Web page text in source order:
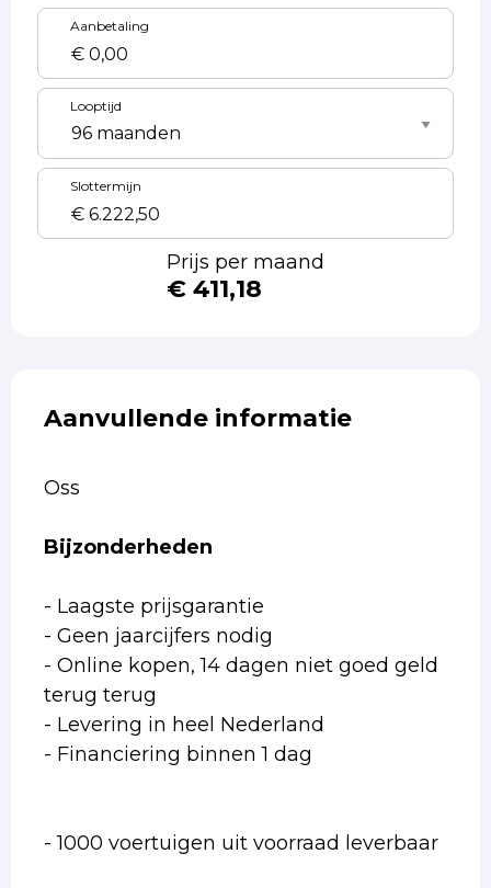
Aanbetaling
Looptijd
Slottermijn
Prijs per maand
€ 411,18
Aanvullende informatie
Oss
Bijzonderheden
- Laagste prijsgarantie
- Geen jaarcijfers nodig
- Online kopen, 14 dagen niet goed geld
terug terug
- Levering in heel Nederland
- Financiering binnen 1 dag
- 1000 voertuigen uit voorraad leverbaar